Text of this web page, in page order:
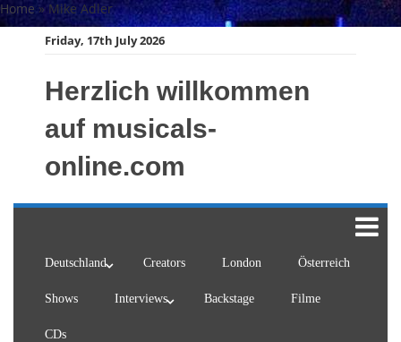
Skip
to
Home» Mike Adler
Friday, 17th July 2026
Herzlich willkommen
auf musicals-
online.com
Deutschland Creators London Österreich
Shows Interviews Backstage Filme
CDs